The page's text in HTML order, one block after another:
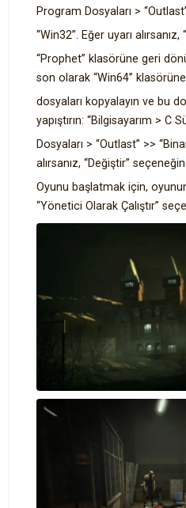
Program Dosyaları >
“Win32”. Eğer uyarı
“Prophet” klasörüne geri
son olarak “Win64”
dosyaları kopyalayın ve bu
yapıştırın: “Bilgisayarım > C
Dosyaları > “Outlast” >>
alırsanız, “Değiştir”
Oyunu başlatmak için,
“Yönetici Olarak Çalıştır”